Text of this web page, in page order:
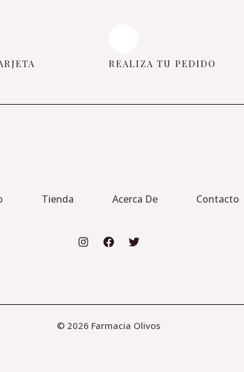
REALIZA TU PEDIDO
Tienda Acerca De Contacto
© 2026 Farmacia Olivos